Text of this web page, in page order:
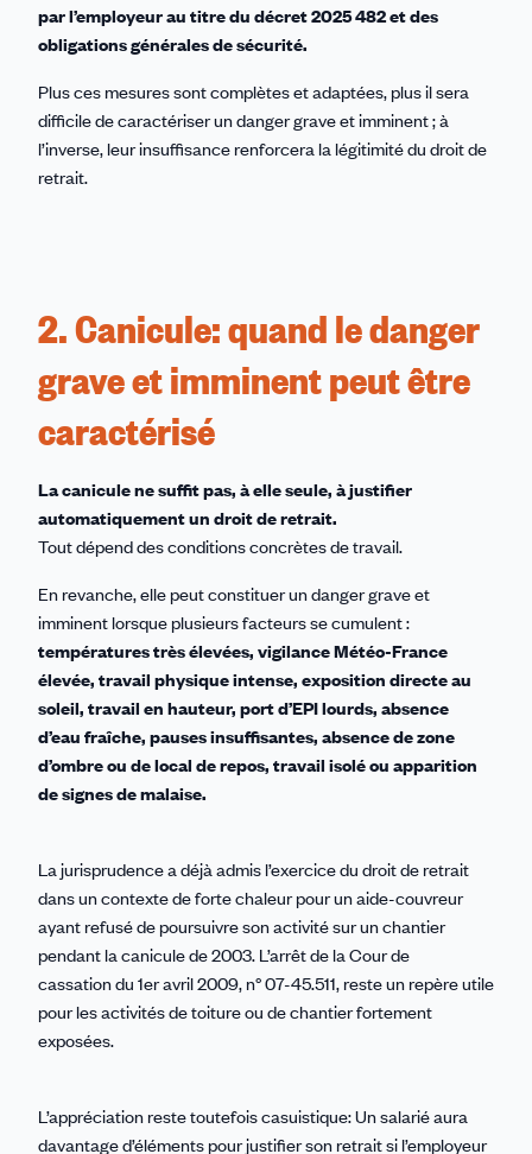
par l’employeur au titre du décret 2025 482 et des
obligations générales de sécurité.
Plus ces mesures sont complètes et adaptées, plus il sera
difficile de caractériser un danger grave et imminent ; à
l’inverse, leur insuffisance renforcera la légitimité du droit de
retrait.
2. Canicule: quand le danger
grave et imminent peut être
caractérisé
La canicule ne suffit pas, à elle seule, à justifier
automatiquement un droit de retrait.
Tout dépend des conditions concrètes de travail.
En revanche, elle peut constituer un danger grave et
imminent lorsque plusieurs facteurs se cumulent :
températures très élevées, vigilance Météo-France
élevée, travail physique intense, exposition directe au
soleil, travail en hauteur, port d’EPI lourds, absence
d’eau fraîche, pauses insuffisantes, absence de zone
d’ombre ou de local de repos, travail isolé ou apparition
de signes de malaise.
La jurisprudence a déjà admis l’exercice du droit de retrait
dans un contexte de forte chaleur pour un aide-couvreur
ayant refusé de poursuivre son activité sur un chantier
pendant la canicule de 2003. L’arrêt de la Cour de
cassation du 1er avril 2009, n° 07-45.511, reste un repère utile
pour les activités de toiture ou de chantier fortement
exposées.
L’appréciation reste toutefois casuistique: Un salarié aura
davantage d’éléments pour justifier son retrait si l’employeur